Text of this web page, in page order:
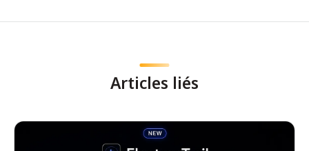
Articles liés